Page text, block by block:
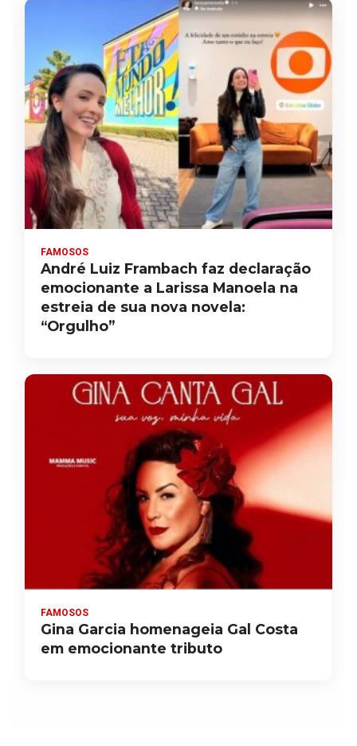
FAMOSOS
André Luiz Frambach faz declaração
emocionante a Larissa Manoela na
estreia de sua nova novela:
“Orgulho”
FAMOSOS
Gina Garcia homenageia Gal Costa
em emocionante tributo